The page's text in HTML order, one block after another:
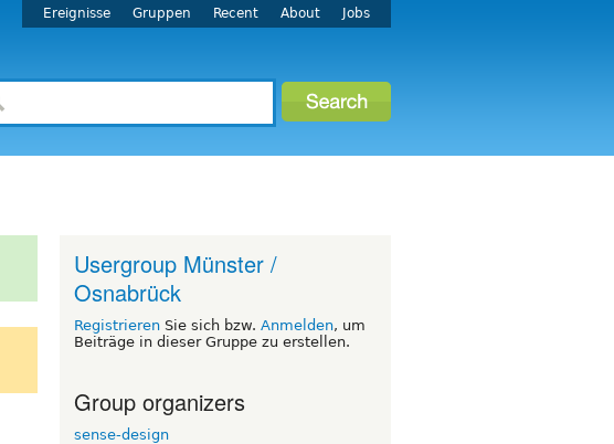
Ereignisse Gruppen Recent About Jobs
Usergroup Münster /
Osnabrück
Registrieren Sie sich bzw. Anmelden, um
Beiträge in dieser Gruppe zu erstellen.
Group organizers
sense-design